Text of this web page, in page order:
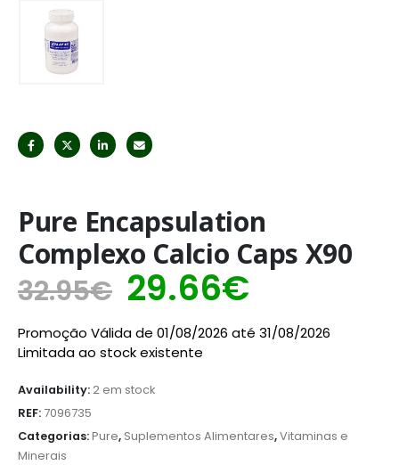
Pure Encapsulation
Complexo Calcio Caps X90
32.95€ 29.66€
Promoção Válida de 01/08/2026 até 31/08/2026
Limitada ao stock existente
Availability:2 em stock
REF: 7096735
Categorias:Pure, Suplementos Alimentares,Vitaminas e
Minerais